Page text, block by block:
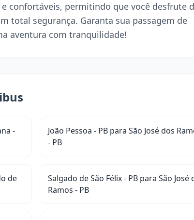
confortáveis, permitindo que você desfrute
total segurança. Garanta sua passagem de
aventura com tranquilidade!
-
João Pessoa - PB para São José dos
- PB
de
Salgado de São Félix - PB para São José
Ramos - PB